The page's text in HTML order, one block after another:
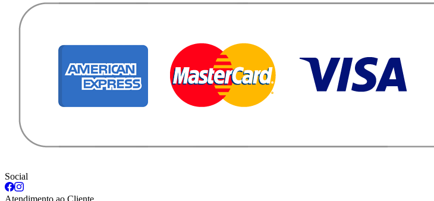
Social
Atendimento ao Cliente